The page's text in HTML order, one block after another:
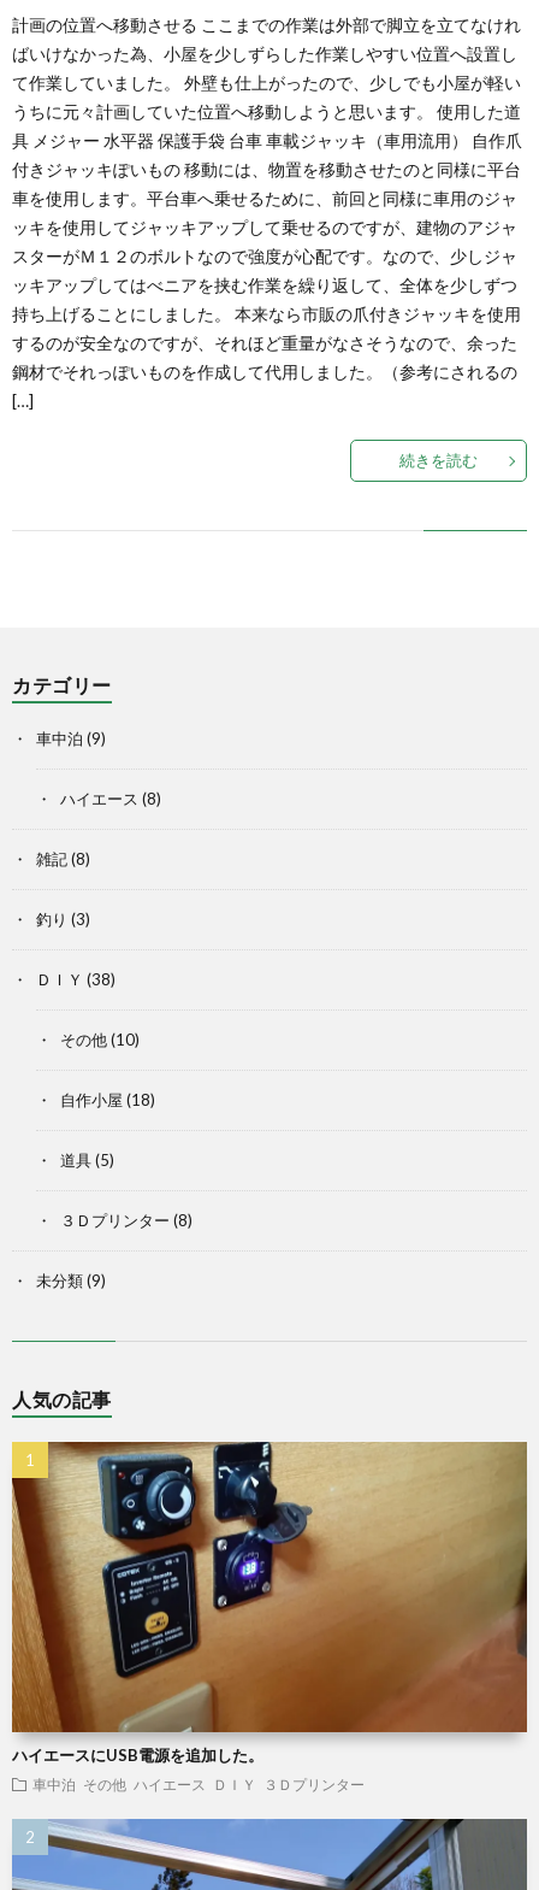
計画の位置へ移動させる ここまでの作業は外部で脚立を立てなけれ
ばいけなかった為、小屋を少しずらした作業しやすい位置へ設置し
て作業していました。 外壁も仕上がったので、少しでも小屋が軽い
うちに元々計画していた位置へ移動しようと思います。 使用した道
具 メジャー 水平器 保護手袋 台車 車載ジャッキ（車用流用） 自作爪
付きジャッキぽいもの 移動には、物置を移動させたのと同様に平台
車を使用します。平台車へ乗せるために、前回と同様に車用のジャ
ッキを使用してジャッキアップして乗せるのですが、建物のアジャ
スターがＭ１２のボルトなので強度が心配です。なので、少しジャ
ッキアップしてはべニアを挟む作業を繰り返して、全体を少しずつ
持ち上げることにしました。 本来なら市販の爪付きジャッキを使用
するのが安全なのですが、それほど重量がなさそうなので、余った
鋼材でそれっぽいものを作成して代用しました。（参考にされるの
[…]
続きを読む
カテゴリー
車中泊 (9)
ハイエース (8)
雑記(8)
釣り (3)
ＤＩＹ (38)
その他(10)
自作小屋 (18)
道具(5)
３Ｄプリンター (8)
未分類(9)
人気の記事
ハイエースにUSB電源を追加した。
車中泊 その他 ハイエース ＤＩＹ ３Ｄプリンター